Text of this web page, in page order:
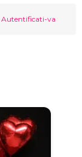
Autentificati-va